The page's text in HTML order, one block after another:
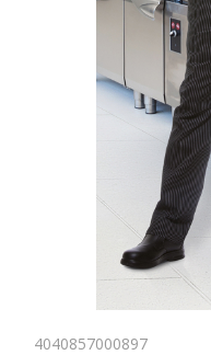
4040857000897